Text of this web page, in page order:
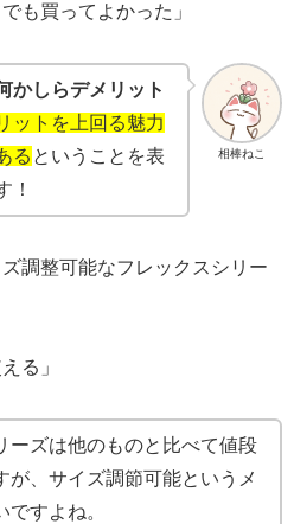
も買ってよかった」
相棒ねこ
かしらデメリット
ットを上回る魅力
る ということを表
！
調整可能なフレックスシリー
る」
ーズは他のものと比べて値段
が、サイズ調節可能というメ
ですよね。